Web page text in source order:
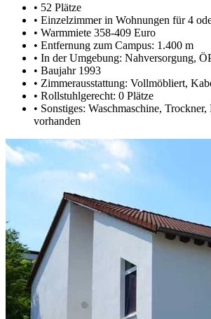
• 52 Plätze
• Einzelzimmer in Wohnungen für 4
• Warmmiete 358-409 Euro
• Entfernung zum Campus: 1.400 m
• In der Umgebung: Nahversorgung,
• Baujahr 1993
• Zimmerausstattung: Vollmöbliert,
• Rollstuhlgerecht: 0 Plätze
• Sonstiges: Waschmaschine,
vorhanden